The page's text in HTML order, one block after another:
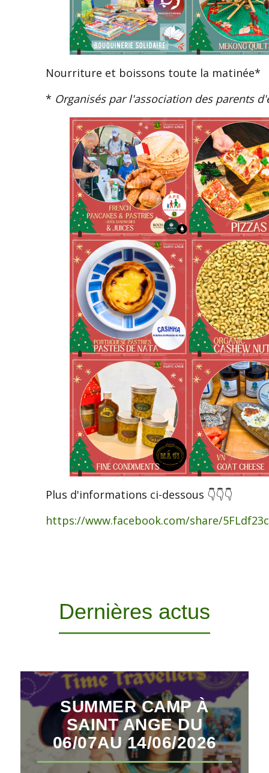
Nourriture et boissons toute la matinée*
* Organisés par l'association des parents
Plus d'informations ci-dessous 👇👇👇
https://www.facebook.com/share/
Dernières actus
SUMMER CAMP À
SAINT ANGE DU
06/07AU 14/06/2026